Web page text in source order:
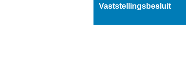
Vaststellingsbesluit